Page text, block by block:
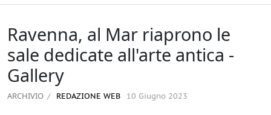
Ravenna, al Mar riaprono le
sale dedicate all'arte antica -
Gallery
ARCHIVIO REDAZIONE WEB 10 Giugno 2023